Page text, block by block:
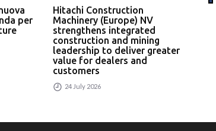
per
Hitachi Construction
Machinery (Europe) NV
strengthens integrated
construction and mining
leadership to deliver greater
value for dealers and
customers
24 July 2026